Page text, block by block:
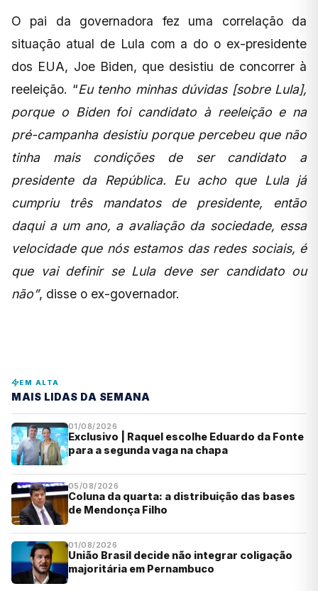
O pai da governadora fez uma correlação da
situação atual de Lula com a do o ex-presidente
dos EUA, Joe Biden, que desistiu de concorrer à
reeleição. “Eu tenho minhas dúvidas [sobre Lula],
porque o Biden foi candidato à reeleição e na
pré-campanha desistiu porque percebeu que não
tinha mais condições de ser candidato a
presidente da República. Eu acho que Lula já
cumpriu três mandatos de presidente, então
daqui a um ano, a avaliação da sociedade, essa
velocidade que nós estamos das redes sociais, é
que vai definir se Lula deve ser candidato ou
não”, disse o ex-governador.
EM ALTA
MAIS LIDAS DA SEMANA
01/08/2026
Exclusivo | Raquel escolhe Eduardo da Fonte
para a segunda vaga na chapa
05/08/2026
Coluna da quarta: a distribuição das bases
de Mendonça Filho
01/08/2026
União Brasil decide não integrar coligação
majoritária em Pernambuco